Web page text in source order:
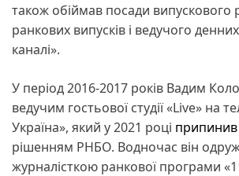
також обіймав посади випускового
ранкових випусків і ведучого
каналі».
У період 2016-2017 років Вадим
ведучим гостьової студії «Live» на
Україна», який у 2021 році
рішенням РНБО. Водночас він
журналісткою ранкової програми